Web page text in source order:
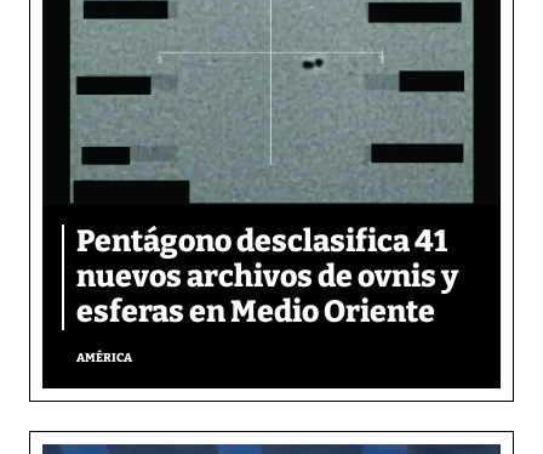
Pentágono desclasifica 41
nuevos archivos de ovnis y
esferas en Medio Oriente
AMÉRICA